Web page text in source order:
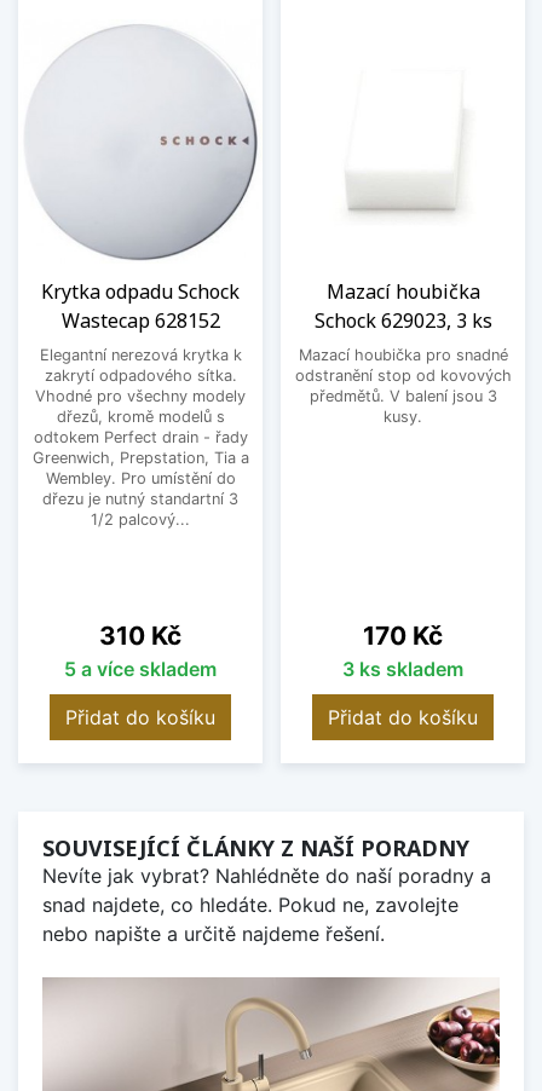
Krytka odpadu Schock
Wastecap 628152
Elegantní nerezová krytka k
zakrytí odpadového sítka.
Vhodné pro všechny modely
dřezů, kromě modelů s
odtokem Perfect drain - řady
Greenwich, Prepstation, Tia a
Wembley. Pro umístění do
dřezu je nutný standartní 3
1/2 palcový...
Cena
310 Kč
5 a více skladem
Přidat do košíku
Mazací houbička
Schock 629023, 3 ks
Mazací houbička pro snadné
odstranění stop od kovových
předmětů. V balení jsou 3
kusy.
Cena
170 Kč
3 ks skladem
Přidat do košíku
SOUVISEJÍCÍ ČLÁNKY Z NAŠÍ PORADNY
Nevíte jak vybrat? Nahlédněte do naší poradny a
snad najdete, co hledáte. Pokud ne, zavolejte
nebo napište a určitě najdeme řešení.